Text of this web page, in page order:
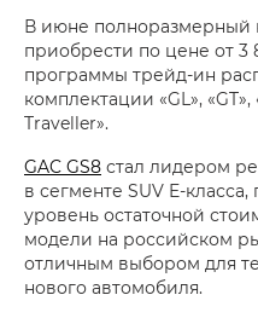
В июне полноразмерный
приобрести по цене от 3
программы трейд-ин
комплектации «GL»,
Traveller».
GAC GS8 стал лидером
в сегменте SUV E-
уровень остаточной
модели на российском
отличным выбором для
нового автомобиля.